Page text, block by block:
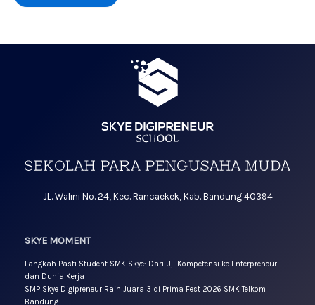
JL. Walini No. 24, Kec. Rancaekek, Kab. Bandung 40394
SKYE MOMENT
Langkah Pasti Student SMK Skye: Dari Uji Kompetensi ke Enterpreneur
dan Dunia Kerja
SMP Skye Digipreneur Raih Juara 3 di Prima Fest 2026 SMK Telkom
Bandung